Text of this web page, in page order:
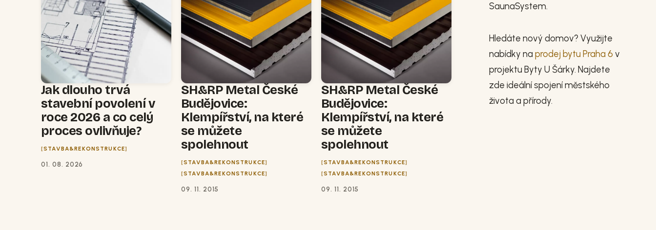
Jak dlouho trvá
stavební povolení v
roce 2026 a co celý
proces ovlivňuje?
STAVBA&REKONSTRUKCE
01. 08. 2026
SH&RP Metal České
Budějovice:
Klempířství, na které
se můžete
spolehnout
STAVBA&REKONSTRUKCE
STAVBA&REKONSTRUKCE
09. 11. 2015
SH&RP Metal České
Budějovice:
Klempířství, na které
se můžete
spolehnout
STAVBA&REKONSTRUKCE
STAVBA&REKONSTRUKCE
09. 11. 2015
SaunaSystem.
Hledáte nový domov? Využijte
nabídky na prodej bytu Praha 6 v
projektu Byty U Šárky. Najdete
zde ideální spojení městského
života a přírody.